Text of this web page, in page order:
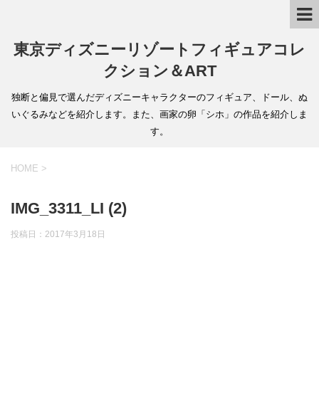
東京ディズニーリゾートフィギュアコレ
クション＆ART
独断と偏見で選んだディズニーキャラクターのフィギュア、ドール、ぬ
いぐるみなどを紹介します。また、画家の卵「シホ」の作品を紹介しま
す。
HOME >
IMG_3311_LI (2)
投稿日： 2017年3月18日